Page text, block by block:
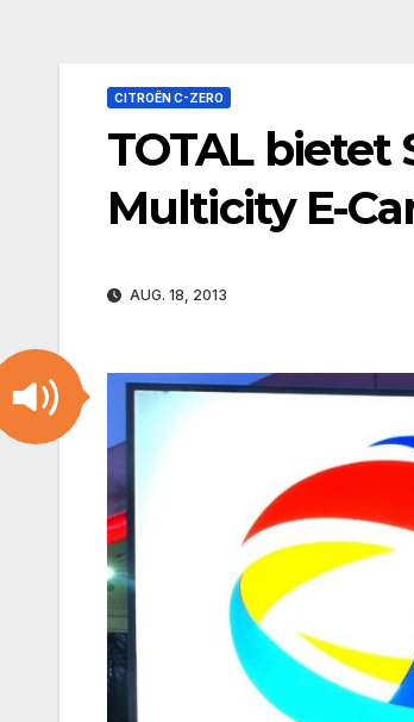
CITROËN C-ZERO
TOTAL bietet
Multicity E-
AUG. 18, 2013